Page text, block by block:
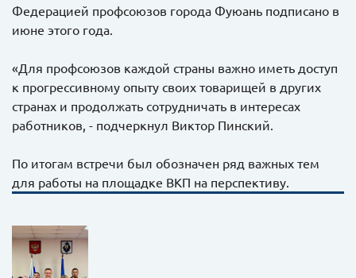
Федерацией профсоюзов города Фуюань подписано в
июне этого года.
«Для профсоюзов каждой страны важно иметь доступ
к прогрессивному опыту своих товарищей в других
странах и продолжать сотрудничать в интересах
работников, - подчеркнул Виктор Пинский.
По итогам встречи был обозначен ряд важных тем
для работы на площадке ВКП на перспективу.